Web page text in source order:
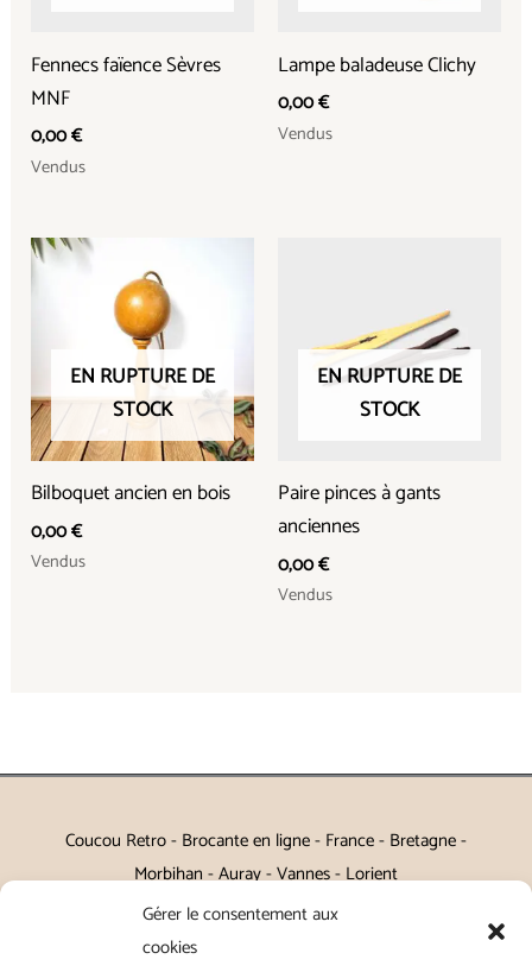
Gérer le consentement aux
cookies
Fennecs faïence Sèvres
MNF
0,00€
Vendus
Lampe baladeuse Clichy
0,00€
Vendus
EN RUPTURE DE
STOCK
Bilboquet ancien en bois
0,00€
Vendus
EN RUPTURE DE
STOCK
Paire pinces à gants
anciennes
0,00€
Vendus
Coucou Retro - Brocante en ligne - France - Bretagne -
Morbihan - Auray - Vannes - Lorient
Petits meubles, décoration, miroirs, luminaires, Art de la table